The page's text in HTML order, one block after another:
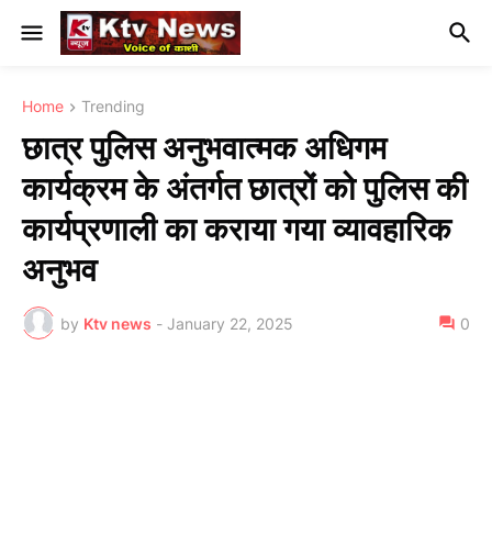
Home Trending
छात्र पुलिस अनुभवात्मक अधिगम
कार्यक्रम के अंतर्गत छात्रों को पुलिस की
कार्यप्रणाली का कराया गया व्यावहारिक
अनुभव
by Ktv news - January 22, 2025 0